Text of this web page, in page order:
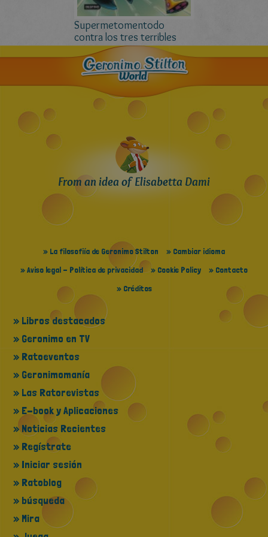
Supermetomentodo
contra los tres terribles
From an idea of Elisabetta Dami
» La filosofiía de Geronimo Stilton
» Cambiar idioma
» Aviso legal - Política de privacidad
» Cookie Policy
» Contacto
» Créditos
» Libros destacados
» Geronimo en TV
» Ratoeventos
» Geronimomanía
» Las Ratorevistas
» E-book y Aplicaciones
» Noticias Recientes
» Regístrate
» Iniciar sesión
» Ratoblog
» búsqueda
» Mira